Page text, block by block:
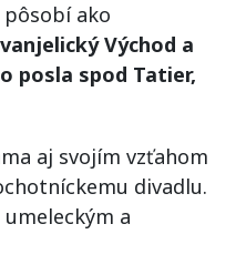
ako
Východ a
posla spod Tatier,
aj svojím vzťahom
divadlu.
a